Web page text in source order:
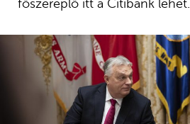
főszereplő itt a Citibank lehet.